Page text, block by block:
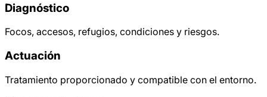
Diagnóstico
Focos, accesos, refugios, condiciones y riesgos.
Actuación
Tratamiento proporcionado y compatible con el entorno.